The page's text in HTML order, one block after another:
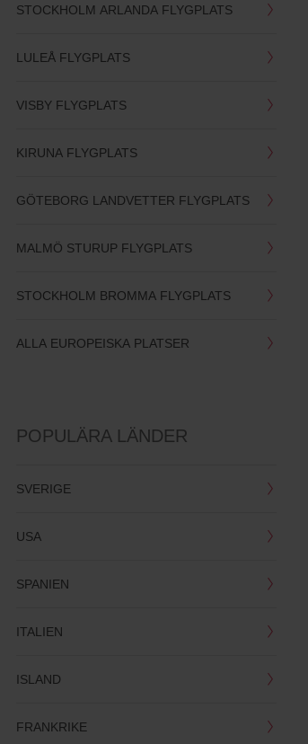
STOCKHOLM ARLANDA FLYGPLATS
LULEÅ FLYGPLATS
VISBY FLYGPLATS
KIRUNA FLYGPLATS
GÖTEBORG LANDVETTER FLYGPLATS
MALMÖ STURUP FLYGPLATS
STOCKHOLM BROMMA FLYGPLATS
ALLA EUROPEISKA PLATSER
POPULÄRA LÄNDER
SVERIGE
USA
SPANIEN
ITALIEN
ISLAND
FRANKRIKE